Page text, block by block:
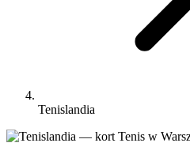
Tenislandia